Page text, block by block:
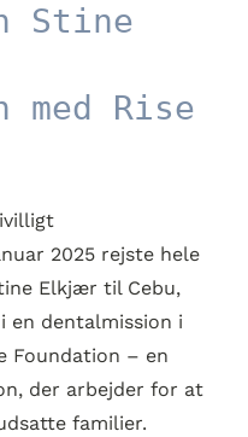
Stine
med Rise
2025 rejste hele
Elkjær til Cebu,
en dentalmission i
Foundation – en
der arbejder for at
familier.